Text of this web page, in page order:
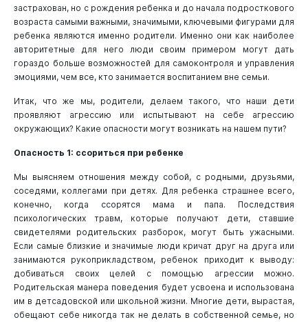
застрахован, но с рождения ребенка и до начала подросткового
возраста самыми важными, значимыми, ключевыми фигурами для
ребенка являются именно родители. Именно они как наиболее
авторитетные для него люди своим примером могут дать
гораздо больше возможностей для самоконтроля и управления
эмоциями, чем все, кто занимается воспитанием вне семьи.
Итак, что же мы, родители, делаем такого, что наши дети
проявляют агрессию или испытывают на себе агрессию
окружающих? Какие опасности могут возникать на нашем пути?
Опасность 1: ссориться при ребенке
Мы выясняем отношения между собой, с родными, друзьями,
соседями, коллегами при детях. Для ребенка страшнее всего,
конечно, когда ссорятся мама и папа. Последствия
психологических травм, которые получают дети, ставшие
свидетелями родительских разборок, могут быть ужасными.
Если самые близкие и значимые люди кричат друг на друга или
занимаются рукоприкладством, ребенок приходит к выводу:
добиваться своих целей с помощью агрессии можно.
Родительская манера поведения будет усвоена и использована
им в детсадовской или школьной жизни. Многие дети, вырастая,
обещают себе никогда так не делать в собственной семье, но